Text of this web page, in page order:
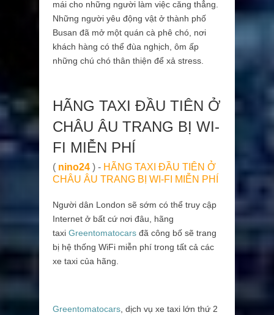
mái cho những người làm việc căng thẳng.
Những người yêu động vật ở thành phố
Busan đã mở một quán cà phê chó, nơi
khách hàng có thể đùa nghịch, ôm ấp
những chú chó thân thiện để xả stress.
HÃNG TAXI ĐẦU TIÊN Ở
CHÂU ÂU TRANG BỊ WI-
FI MIỄN PHÍ
( nino24 ) - HÃNG TAXI ĐẦU TIÊN Ở
CHÂU ÂU TRANG BỊ WI-FI MIỄN PHÍ
Người dân London sẽ sớm có thể truy cập
Internet ở bất cứ nơi đâu, hãng
taxi Greentomatocars đã công bố sẽ trang
bị hệ thống WiFi miễn phí trong tất cả các
xe taxi của hãng.
Greentomatocars , dịch vụ xe taxi lớn thứ 2